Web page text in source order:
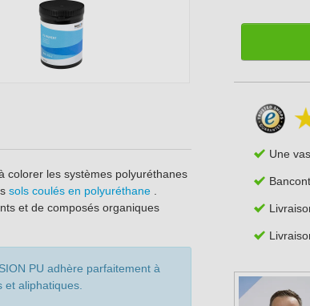
colorer les systèmes polyuréthanes
sols coulés en polyuréthane
et de composés organiques
PU adhère parfaitement à
aliphatiques.
Une